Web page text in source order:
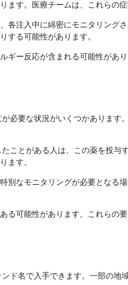
す。医療チームは、これらの
注入中に綿密にモニタリング
する可能性があります。
ー反応が含まれる可能性があ
必要な状況がいくつかあります
ことがある人は、この薬を投与
ます。
なモニタリングが必要となる
可能性があります。これらの
ド名で入手できます。一部の地